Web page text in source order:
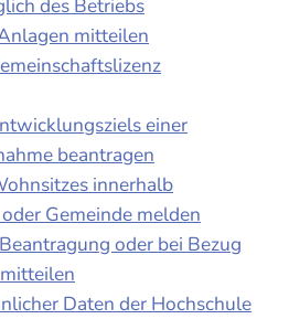
des Betriebs
mitteilen
einer
beantragen
innerhalb
Gemeinde melden
oder bei Bezug
Daten der Hochschule